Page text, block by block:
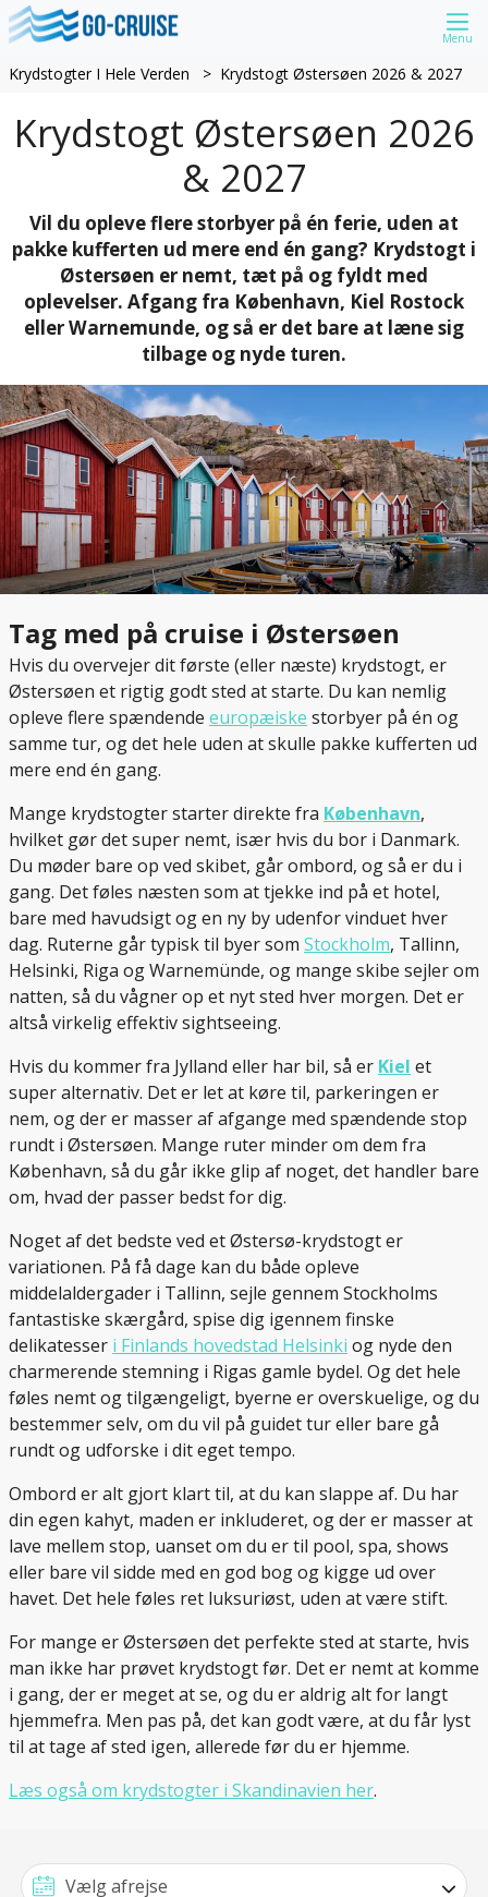
Menu
Krydstogter I Hele Verden Krydstogt Østersøen 2026 & 2027
Krydstogt Østersøen 2026
& 2027
Vil du opleve flere storbyer på én ferie, uden at
pakke kufferten ud mere end én gang? Krydstogt i
Østersøen er nemt, tæt på og fyldt med
oplevelser. Afgang fra København, Kiel Rostock
eller Warnemunde, og så er det bare at læne sig
tilbage og nyde turen.
Tag med på cruise i Østersøen
Hvis du overvejer dit første (eller næste) krydstogt, er
Østersøen et rigtig godt sted at starte. Du kan nemlig
opleve flere spændende europæiske storbyer på én og
samme tur, og det hele uden at skulle pakke kufferten ud
mere end én gang.
Mange krydstogter starter direkte fra København,
hvilket gør det super nemt, især hvis du bor i Danmark.
Du møder bare op ved skibet, går ombord, og så er du i
gang. Det føles næsten som at tjekke ind på et hotel,
bare med havudsigt og en ny by udenfor vinduet hver
dag. Ruterne går typisk til byer som Stockholm, Tallinn,
Helsinki, Riga og Warnemünde, og mange skibe sejler om
natten, så du vågner op et nyt sted hver morgen. Det er
altså virkelig effektiv sightseeing.
Hvis du kommer fra Jylland eller har bil, så er Kiel et
super alternativ. Det er let at køre til, parkeringen er
nem, og der er masser af afgange med spændende stop
rundt i Østersøen. Mange ruter minder om dem fra
København, så du går ikke glip af noget, det handler bare
om, hvad der passer bedst for dig.
Noget af det bedste ved et Østersø-krydstogt er
variationen. På få dage kan du både opleve
middelaldergader i Tallinn, sejle gennem Stockholms
fantastiske skærgård, spise dig igennem finske
delikatesser i Finlands hovedstad Helsinki og nyde den
charmerende stemning i Rigas gamle bydel. Og det hele
føles nemt og tilgængeligt, byerne er overskuelige, og du
bestemmer selv, om du vil på guidet tur eller bare gå
rundt og udforske i dit eget tempo.
Ombord er alt gjort klart til, at du kan slappe af. Du har
din egen kahyt, maden er inkluderet, og der er masser at
lave mellem stop, uanset om du er til pool, spa, shows
eller bare vil sidde med en god bog og kigge ud over
havet. Det hele føles ret luksuriøst, uden at være stift.
For mange er Østersøen det perfekte sted at starte, hvis
man ikke har prøvet krydstogt før. Det er nemt at komme
i gang, der er meget at se, og du er aldrig alt for langt
hjemmefra. Men pas på, det kan godt være, at du får lyst
til at tage af sted igen, allerede før du er hjemme.
Læs også om krydstogter i Skandinavien her.